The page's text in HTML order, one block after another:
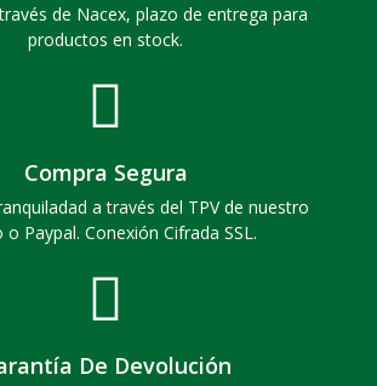
de Nacex, plazo de entrega para
productos en stock.
Compra Segura
a través del TPV de nuestro
o Paypal. Conexión Cifrada SSL.
De Devolución